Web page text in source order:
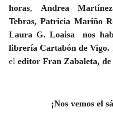
horas, Andrea
Tebras, Patricia Mariño
Laura G. Loaisa nos
librería Cartabón de Vigo.
el editor Fran Zabaleta,
¡Nos vemos el